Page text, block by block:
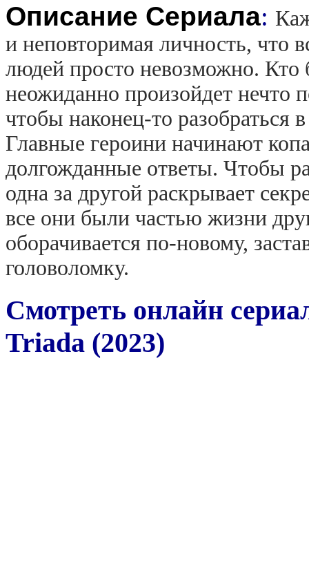
Описание Сериала:
и неповторимая личность, что
людей просто невозможно. Кто
неожиданно произойдет
чтобы наконец-то
Главные героини начинают
долгожданные ответы. Чтобы
одна за другой раскрывает
все они были частью жизни
оборачивается по-новому,
головоломку.
Смотреть онлайн
Triada (2023)